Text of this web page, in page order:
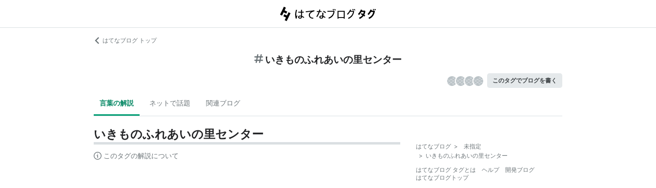
はてなブログ トップ
いきものふれあいの里センター
このタグでブログを書く
言葉の解説 ネットで話題 関連ブログ
いきものふれあいの里センター
このタグの解説について
はてなブログ >
未指定
> いきものふれあいの里センター
はてなブログ タグとは
ヘルプ
開発ブログ
はてなブログトップ